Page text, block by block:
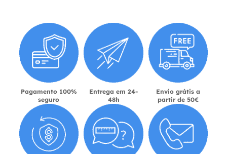
Pagamento 100%
seguro
Entrega em 24-
48h
Envio grátis a
partir de 50€